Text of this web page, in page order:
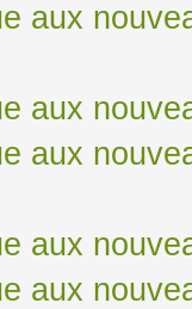
aux
aux
aux
aux
aux